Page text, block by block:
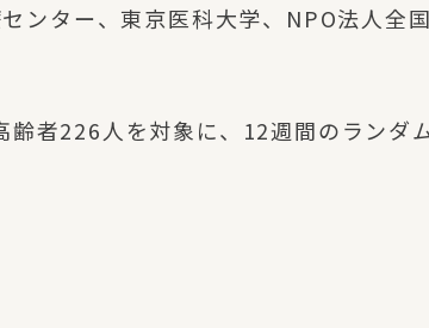
ンター、東京医科大学、NPO法人全
者226人を対象に、12週間のランダ